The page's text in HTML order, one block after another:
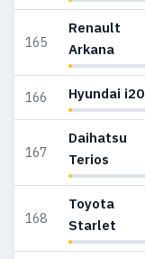
165
Renault
Arkana
166 Hyundai i20
167
Daihatsu
Terios
168
Toyota
Starlet